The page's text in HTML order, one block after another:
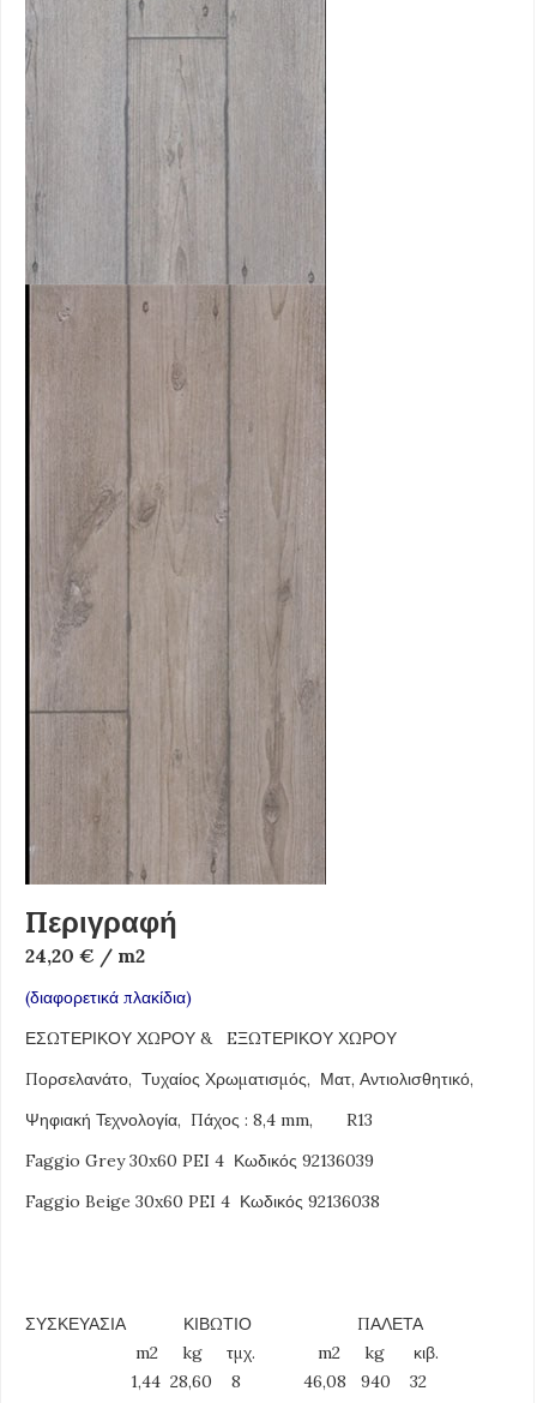
Περιγραφή
24,20 € / m2
(διαφορετικά πλακίδια)
ΕΣΩΤΕΡΙΚΟΥ ΧΩΡΟΥ & EΞΩΤΕΡΙΚΟΥ ΧΩΡΟΥ
Πορσελανάτο, Τυχαίος Χρωματισμός, Ματ, Αντιολισθητικό,
Ψηφιακή Τεχνολογία, Πάχος : 8,4 mm, R13
Faggio Grey 30x60 PEI 4 Κωδικός 92136039
Faggio Beige 30x60 PEI 4 Κωδικός 92136038
ΣΥΣΚΕΥΑΣΙΑ ΚΙΒΩΤΙΟ ΠΑΛΕΤΑ
m2 kg τμχ. m2 kg κιβ.
1,44 28,60 8 46,08 940 32